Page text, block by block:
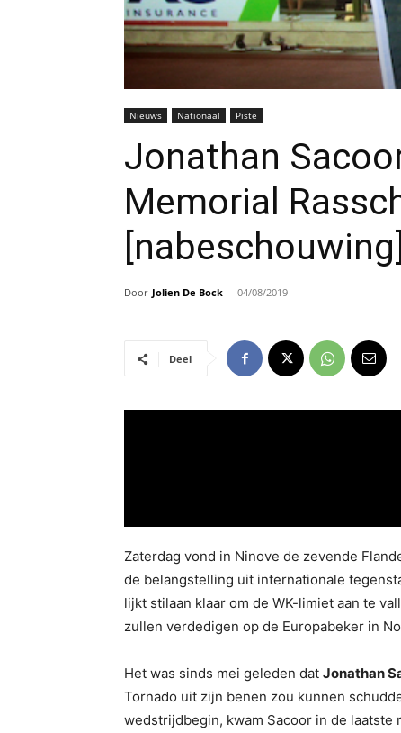
Nieuws Nationaal Piste
Jonathan
Memorial
[nabeschouwing]
Door Jolien De Bock - 04/08/2019
Deel
Zaterdag vond in Ninove de zevende
de belangstelling uit internationale
lijkt stilaan klaar om de WK-limiet aan te
zullen verdedigen op de Europabeker in
Het was sinds mei geleden dat Jonathan
Tornado uit zijn benen zou kunnen
wedstrijdbegin, kwam Sacoor in de